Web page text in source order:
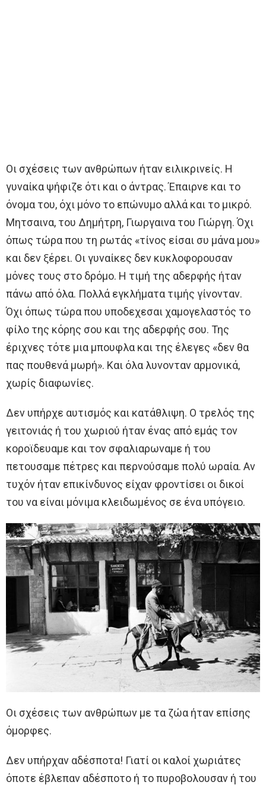
Οι σχέσεις των ανθρώπων ήταν ειλικρινείς. Η
γυναίκα ψήφιζε ότι και ο άντρας. Έπαιρνε και το
όνομα του, όχι μόνο το επώνυμο αλλά και το μικρό.
Μητσαινα, του Δημήτρη, Γιωργαινα του Γιώργη. Όχι
όπως τώρα που τη ρωτάς «τίνος είσαι συ μάνα μου»
και δεν ξέρει. Οι γυναίκες δεν κυκλοφορουσαν
μόνες τους στο δρόμο. Η τιμή της αδερφής ήταν
πάνω από όλα. Πολλά εγκλήματα τιμής γίνονταν.
Όχι όπως τώρα που υποδεχεσαι χαμογελαστός το
φίλο της κόρης σου και της αδερφής σου. Της
έριχνες τότε μια μπουφλα και της έλεγες «δεν θα
πας πουθενά μωpή». Και όλα λυνονταν αρμονικά,
χωρίς διαφωνίες.
Δεν υπήρχε αυτισμός και κατάθλιψη. Ο τρελός της
γειτονιάς ή του χωριού ήταν ένας από εμάς τον
κοροϊδευαμε και τον σφαλιαρωναμε ή του
πετουσαμε πέτρες και περνούσαμε πολύ ωραία. Αν
τυχόν ήταν επικίνδυνος είχαν φροντίσει οι δικοί
του να είναι μόνιμα κλειδωμένος σε ένα υπόγειο.
Οι σχέσεις των ανθρώπων με τα ζώα ήταν επίσης
όμορφες.
Δεν υπήρχαν αδέσποτα! Γιατί οι καλοί χωριάτες
όποτε έβλεπαν αδέσποτο ή το πυροβολουσαν ή του